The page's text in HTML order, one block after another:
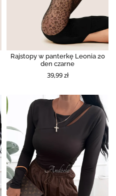
Rajstopy w panterkę Leonia 20
den czarne
39,99 zł